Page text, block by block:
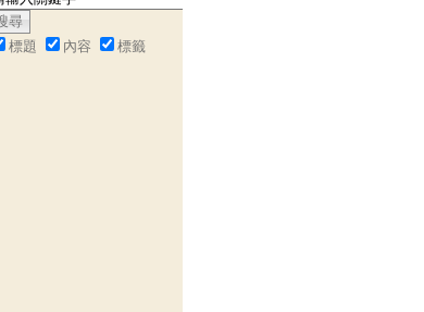
標題 內容 標籤